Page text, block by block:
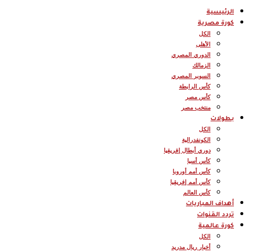
الرئيسية
كورة مصرية
الكل
الأهلى
الدوري المصري
الزمالك
السوبر المصري
كأس الرابطة
كأس مصر
منتخب مصر
بطولات
الكل
الكونفدرالية
دوري أبطال إفريقيا
كأس أسيا
كأس أمم أوروبا
كأس أمم إفريقيا
كأس العالم
أهداف المباريات
تردد القنوات
كورة عالمية
الكل
أخبار ريال مدريد